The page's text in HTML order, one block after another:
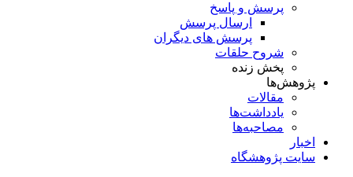
پرسش و پاسخ
ارسال پرسش
پرسش های دیگران
شروح حلقات
پخش زنده
پژوهش‌ها
مقالات
یادداشت‌ها
مصاحبه‌ها
اخبار
سایت پژوهشگاه